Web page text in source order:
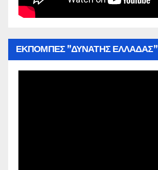
ΕΚΠΟΜΠΕΣ ”ΔΥΝΑΤΗΣ ΕΛΛΑΔΑΣ”